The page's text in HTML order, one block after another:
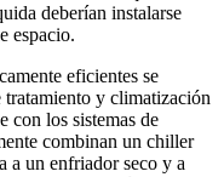
deberían instalarse
espacio.
eficientes se
tratamiento y climatización
con los sistemas de
combinan un chiller
a un enfriador seco y a